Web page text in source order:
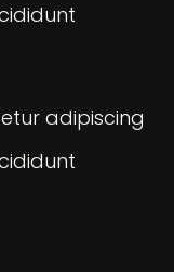
adipiscing